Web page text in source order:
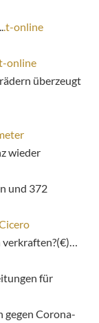
.t-online
online
überzeugt
wieder
und 372
für
gegen Corona-